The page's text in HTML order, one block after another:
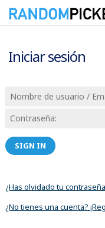
Iniciar sesión
SIGN IN
¿Has olvidado tu
¿No tienes una cuenta?